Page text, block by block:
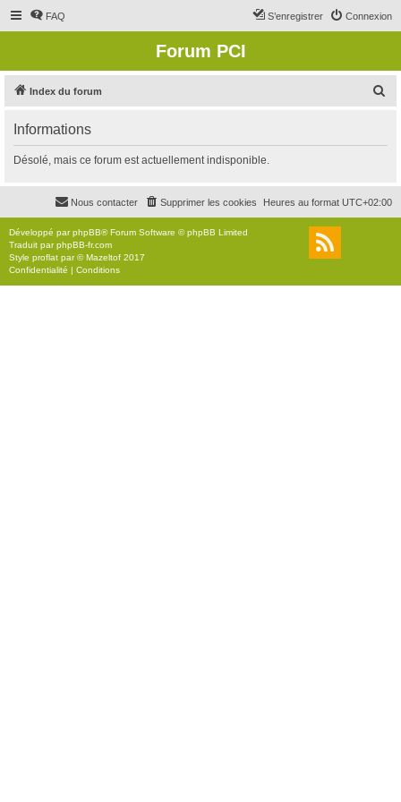
FAQ Connexion
S’enregistrer
Forum PCI
Index du forum
r
c
r
Informations
Désolé, mais ce forum est actuellement indisponible.
Heures au format UTC+02:00
Supprimer les cookies
Nous contacter
Développé parphpBB® Forum Software © phpBB Limited
Traduit parphpBB-fr.com
Style proflat par ©Mazeltof 2017
Confidentialité | Conditions